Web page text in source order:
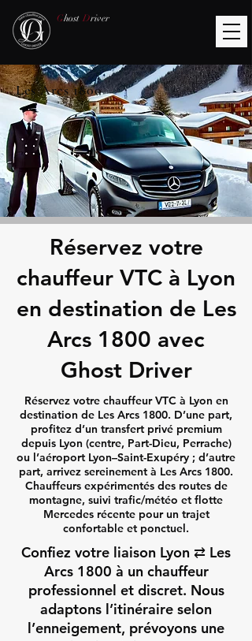
Ghost Driver
Les Arcs 1800
Réservez votre
chauffeur VTC à Lyon
en destination de Les
Arcs 1800 avec
Ghost Driver
Réservez votre chauffeur VTC à Lyon en
destination de Les Arcs 1800. D’une part,
profitez d’un transfert privé premium
depuis Lyon (centre, Part-Dieu, Perrache)
ou l’aéroport Lyon–Saint-Exupéry ; d’autre
part, arrivez sereinement à Les Arcs 1800.
Chauffeurs expérimentés des routes de
montagne, suivi trafic/météo et flotte
Mercedes récente pour un trajet
confortable et ponctuel.
Confiez votre liaison Lyon ⇄ Les
Arcs 1800 à un chauffeur
professionnel et discret. Nous
adaptons l’itinéraire selon
l’enneigement, prévoyons une